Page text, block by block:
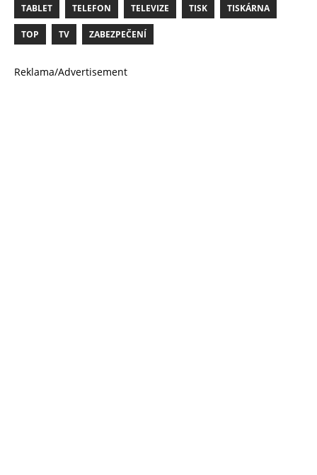
TABLET TELEFON TELEVIZE TISK TISKÁRNA
TOP TV ZABEZPEČENÍ
Reklama/Advertisement